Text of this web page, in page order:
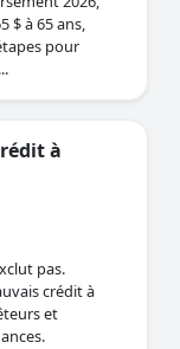
$ à 65 ans,
pour
à
pas.
crédit à
et